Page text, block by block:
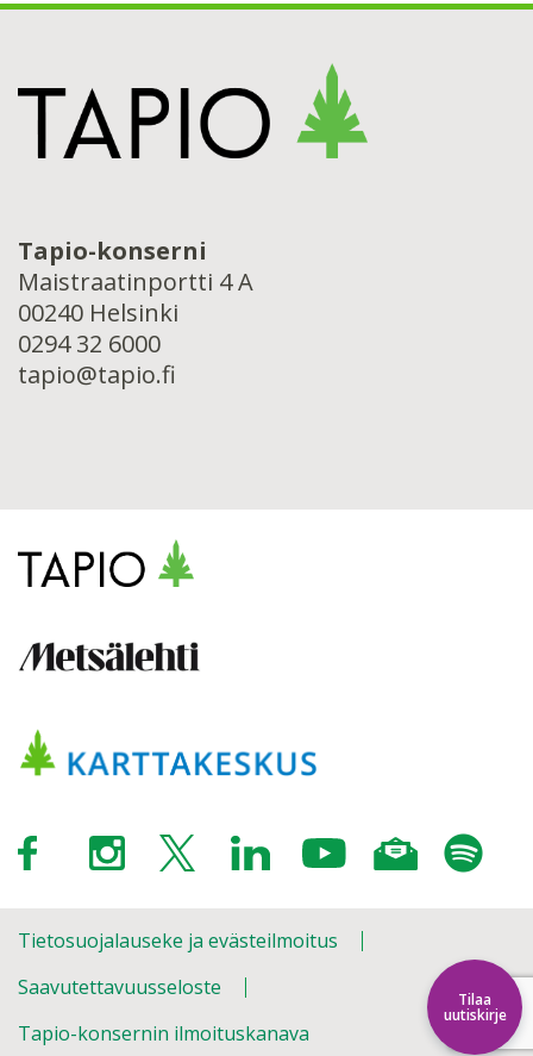
Tilaa
uutiskirje
Tapio-konserni
Maistraatinportti 4 A
00240 Helsinki
0294 32 6000
tapio@tapio.fi
Tietosuojalauseke ja evästeilmoitus
Saavutettavuusseloste
Tapio-konsernin ilmoituskanava